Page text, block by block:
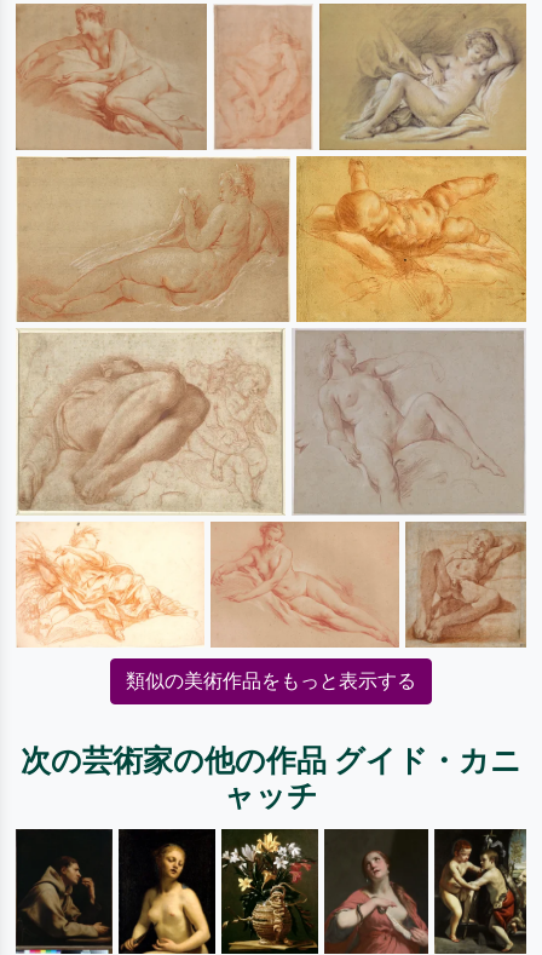
類似の美術作品をもっと表示する
次の芸術家の他の作品 グイド・カニ
ャッチ